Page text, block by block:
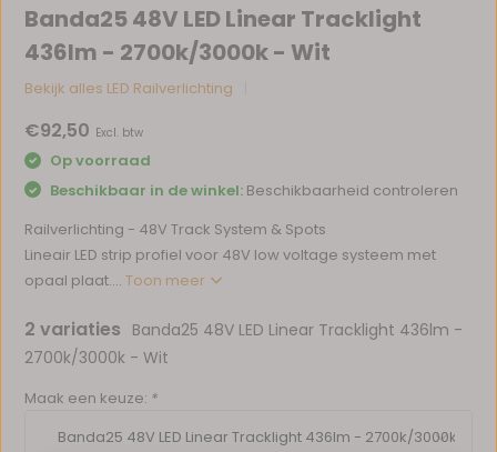
Banda25 48V LED Linear Tracklight
436lm - 2700k/3000k - Wit
Bekijk alles LED Railverlichting
€92,50 Excl. btw
Op voorraad
Beschikbaar in de winkel: Beschikbaarheid controleren
Railverlichting - 48V Track System & Spots
Lineair LED strip profiel voor 48V low voltage systeem met
opaal plaat....Toon meer
2 variaties Banda25 48V LED Linear Tracklight 436lm -
2700k/3000k - Wit
Maak een keuze: *